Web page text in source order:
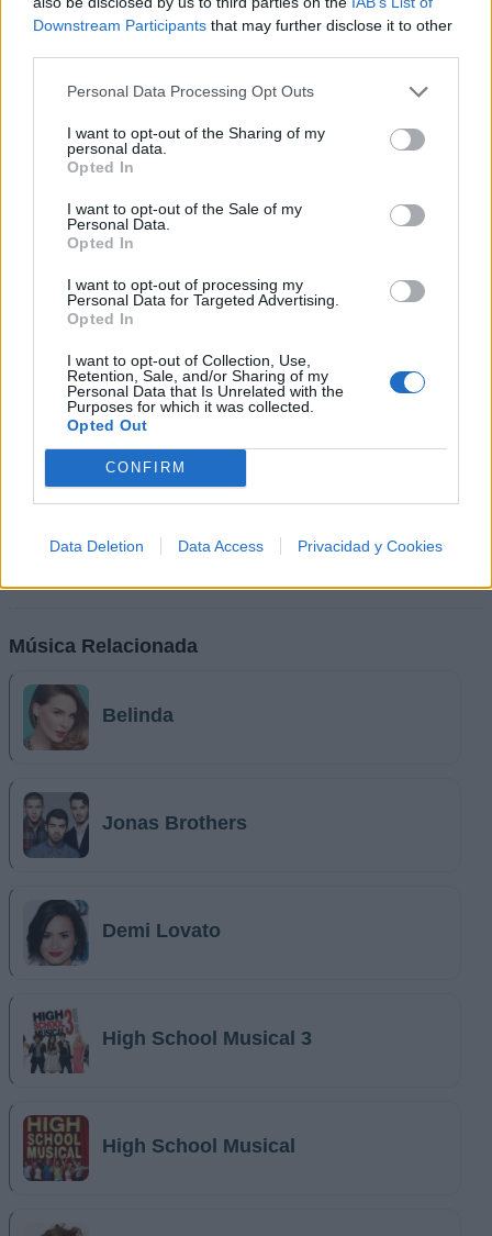
Downstream Participants that may further disclose it to other
Personal Data Processing Opt Outs
I want to opt-out of the Sharing of my
personal data.
Opted In
I want to opt-out of the Sale of my
Personal Data.
Opted In
I want to opt-out of processing my
Personal Data for Targeted Advertising.
Opted In
I want to opt-out of Collection, Use,
Retention, Sale, and/or Sharing of my
Personal Data that Is Unrelated with the
Purposes for which it was collected.
Opted Out
CONFIRM
Data Deletion Data Access Privacidad y Cookies
500 artistas más apoyados y visitados de esta
semana, su mejor puesto ha sido el
¿Apoyar a Demi Lovato feat Selena Gomez?
0 0
Ranking de Demi Lovato feat Selena Gomez TOP Música
Música Relacionada
Belinda
Jonas Brothers
Demi Lovato
High School Musical 3
High School Musical